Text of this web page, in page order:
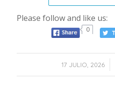
Please follow and like us:
0
17 JULIO, 2026
/